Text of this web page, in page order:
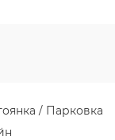
/ Парковка